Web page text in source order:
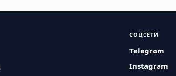
СОЦСЕТИ
Telegram
Instagram